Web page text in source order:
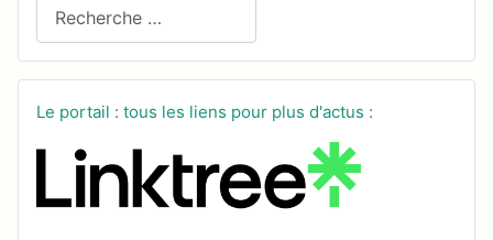
Le portail : tous les liens pour plus d'actus :